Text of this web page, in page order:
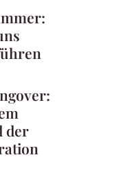
der